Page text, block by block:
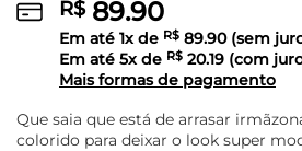
R$89.90
Em até 1x de R$ 89.90(sem
Em até 5x de R$ 20.19 (com
Mais formas de pagamento
Que saia que está de arrasar
colorido para deixar o look super